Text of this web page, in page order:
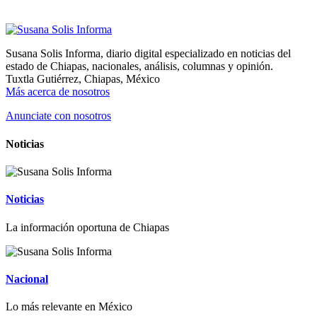
Susana Solis Informa, diario digital especializado en noticias del
estado de Chiapas, nacionales, análisis, columnas y opinión.
Tuxtla Gutiérrez, Chiapas, México
Más acerca de nosotros
Anunciate con nosotros
Noticias
Noticias
La información oportuna de Chiapas
Nacional
Lo más relevante en México